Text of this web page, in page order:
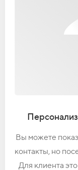
Вы можете
контакты, но
Для клиента